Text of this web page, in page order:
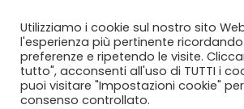
SPEDIZIONE GRATUITA per
Utilizziamo i cookie sul nostro sito
l'esperienza più pertinente
preferenze e ripetendo le visite.
tutto", acconsenti all'uso di TUTTI i
puoi visitare "Impostazioni cookie"
consenso controllato.